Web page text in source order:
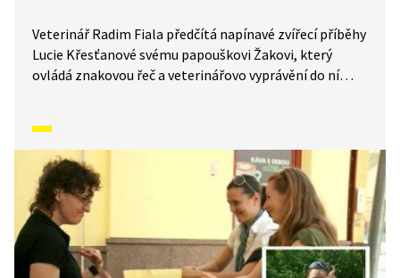
Veterinář Radim Fiala předčítá napínavé zvířecí příběhy
Lucie Křesťanové svému papouškovi Žakovi, který
ovládá znakovou řeč a veterinářovo vyprávění do ní
o neslyšící dalmatince, kterou nikdo nechtěl, ale
nakonec se stala hvězdou cirkusu.